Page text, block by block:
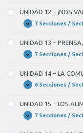
–
EL
OCIO
Y
TIEMPO
LIBRE
UNIDAD 12 – ¡NOS
Expandir
UNIDAD
–
¡NOS
VAMOS
DE
7 Secciones /
UNIDAD 13 –
Expandir
UNIDAD
–
PRENSA,
RADIO
Y
7 Secciones /
UNIDAD 14 – LA
Expandir
UNIDAD
–
LA
COMUNICACIÓN
ENTRE
6 Secciones /
UNIDAD 15 – LOS
Expandir
UNIDAD
–
7 Secciones /